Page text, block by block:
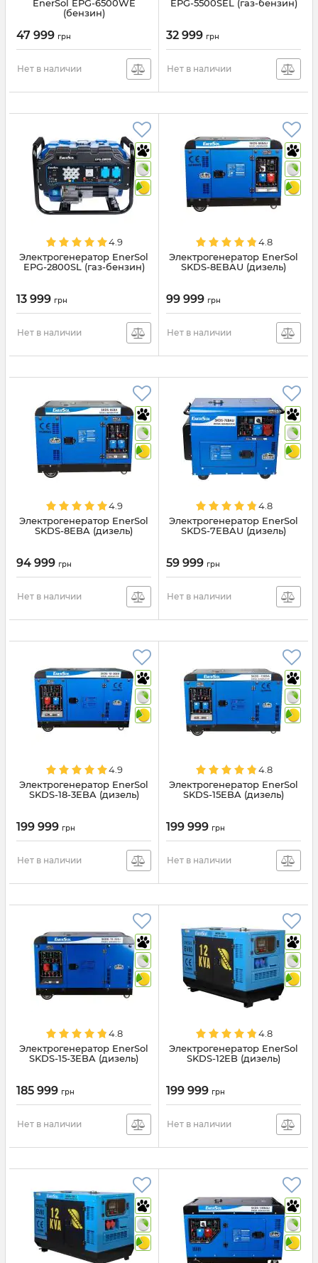
EnerSol EPG-6500WE
(бензин)
47 999 грн
Нет в наличии
EPG-5500SEL (газ-бензин)
32 999 грн
Нет в наличии
4.9
Электрогенератор EnerSol
EPG-2800SL (газ-бензин)
13 999 грн
Нет в наличии
4.8
Электрогенератор EnerSol
SKDS-8EBAU (дизель)
99 999 грн
Нет в наличии
4.9
Электрогенератор EnerSol
SKDS-8EBA (дизель)
94 999 грн
Нет в наличии
4.8
Электрогенератор EnerSol
SKDS-7EBAU (дизель)
59 999 грн
Нет в наличии
4.9
Электрогенератор EnerSol
SKDS-18-3EBA (дизель)
199 999 грн
Нет в наличии
4.8
Электрогенератор EnerSol
SKDS-15EBA (дизель)
199 999 грн
Нет в наличии
4.8
Электрогенератор EnerSol
SKDS-15-3EBA (дизель)
185 999 грн
Нет в наличии
4.8
Электрогенератор EnerSol
SKDS-12EB (дизель)
199 999 грн
Нет в наличии